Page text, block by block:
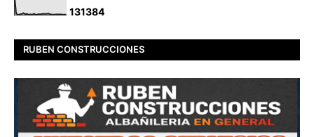
131384
RUBEN CONSTRUCCIONES